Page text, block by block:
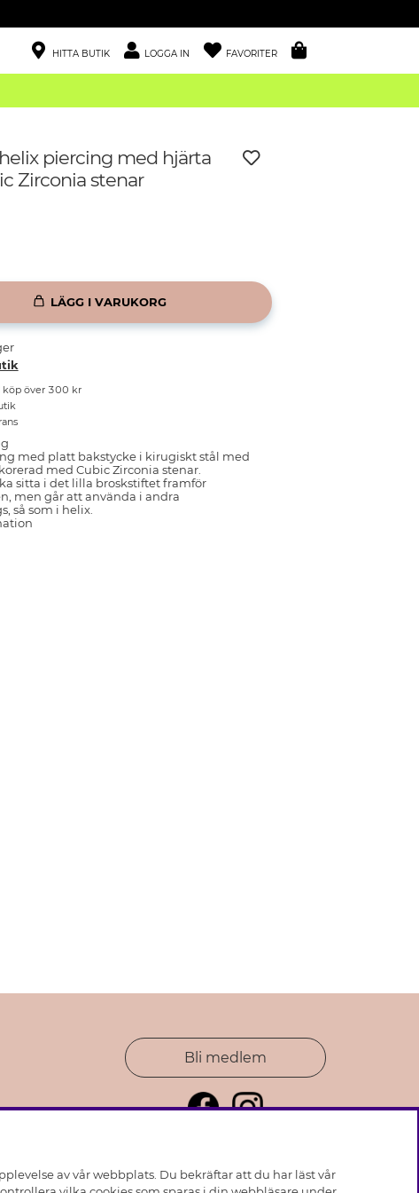
HITTA BUTIK LOGGA IN FAVORITER
piercing med hjärta
Zirconia stenar
LÄGG I VARUKORG
köp över 300 kr
med platt bakstycke i kirugiskt stål med
med Cubic Zirconia stenar.
sitta i det lilla broskstiftet framför
men går att använda i andra
så som i helix.
Bli medlem
av vår webbplats. Du bekräftar att du har läst vår